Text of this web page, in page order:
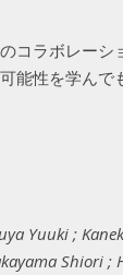
コラボレーシ
能性を学んで
Yuuki ;
Shiori ;